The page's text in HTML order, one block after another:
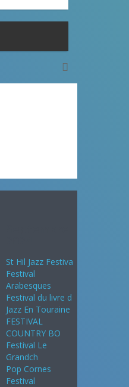
St Hil Jazz Festiva
Festival
Arabesques
Festival du livre d
Jazz En Touraine
FESTIVAL
COUNTRY BO
Festival Le
Grandch
Pop Cornes
Festival